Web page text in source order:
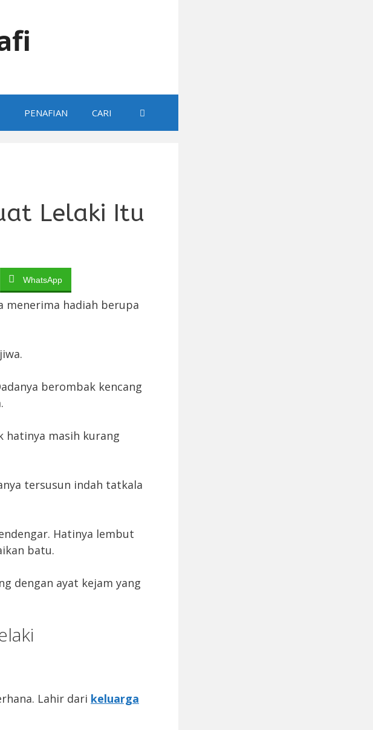
PENAFIAN CARI
Lelaki Itu
WhatsApp
hadiah berupa
berombak kencang
hatinya masih kurang
tersusun indah tatkala
Hatinya lembut
batu.
dengan ayat kejam yang
Lahir dari keluarga